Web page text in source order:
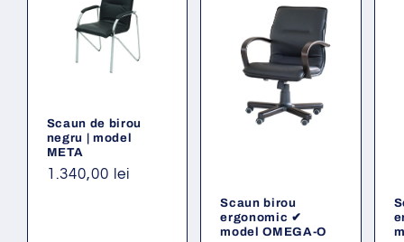
Scaun de birou
negru | model
META
Preț
1.340,00 lei
Scaun birou
ergonomic ✔
model OMEGA-O